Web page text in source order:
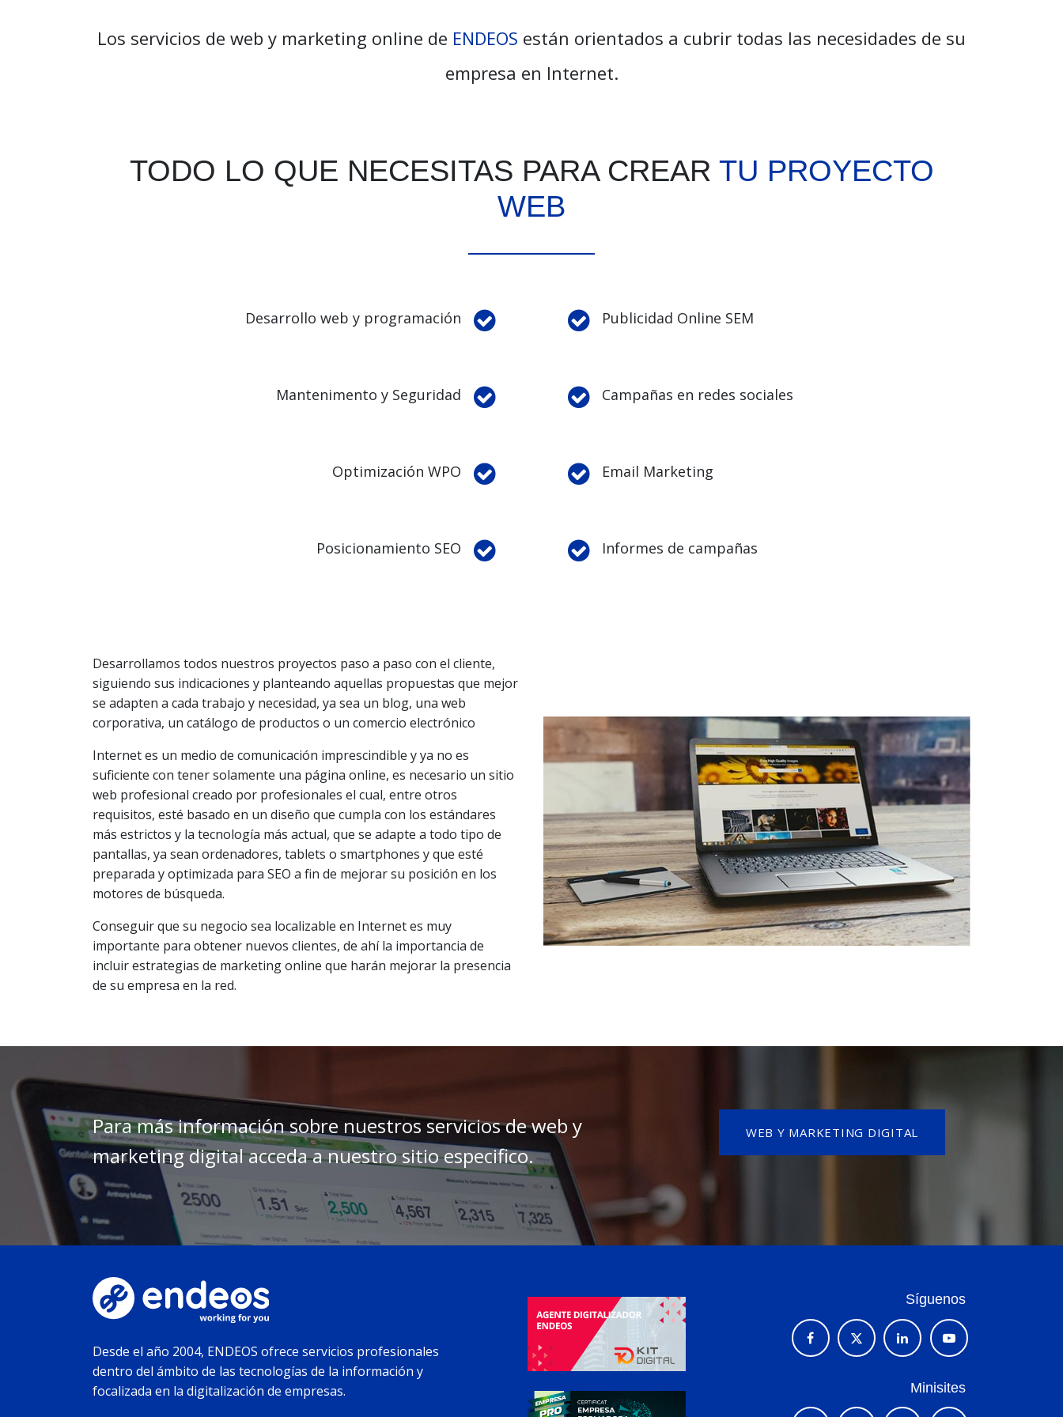
Los servicios de web y marketing online de ENDEOS están orientados a cubrir todas las necesidades de su
empresa en Internet.
TODO LO QUE NECESITAS PARA CREAR TU PROYECTO
WEB
Desarrollo web y programación
Mantenimento y Seguridad
Optimización WPO
Posicionamiento SEO
Publicidad Online SEM
Campañas en redes sociales
Email Marketing
Informes de campañas
Desarrollamos todos nuestros proyectos paso a paso con el cliente,
siguiendo sus indicaciones y planteando aquellas propuestas que mejor
se adapten a cada trabajo y necesidad, ya sea un blog, una web
corporativa, un catálogo de productos o un comercio electrónico
Internet es un medio de comunicación imprescindible y ya no es
suficiente con tener solamente una página online, es necesario un sitio
web profesional creado por profesionales el cual, entre otros
requisitos, esté basado en un diseño que cumpla con los estándares
más estrictos y la tecnología más actual, que se adapte a todo tipo de
pantallas, ya sean ordenadores, tablets o smartphones y que esté
preparada y optimizada para SEO a fin de mejorar su posición en los
motores de búsqueda.
Conseguir que su negocio sea localizable en Internet es muy
importante para obtener nuevos clientes, de ahí la importancia de
incluir estrategias de marketing online que harán mejorar la presencia
de su empresa en la red.
Para más información sobre nuestros servicios de web y
marketing digital acceda a nuestro sitio especifico.
WEB Y MARKETING DIGITAL
Desde el año 2004, ENDEOS ofrece servicios profesionales
dentro del ámbito de las tecnologías de la información y
focalizada en la digitalización de empresas.
Síguenos
Minisites